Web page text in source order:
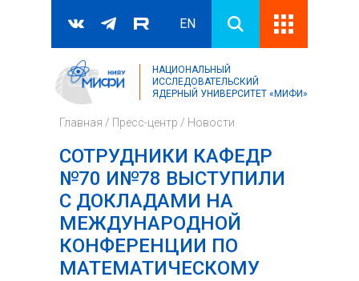
Форма поиска
Поиск
EN
НАЦИОНАЛЬНЫЙ
ИССЛЕДОВАТЕЛЬСКИЙ
ЯДЕРНЫЙ УНИВЕРСИТЕТ «МИФИ»
Главная / Пресс-центр / Новости
СОТРУДНИКИ КАФЕДР
№70 И№78 ВЫСТУПИЛИ
С ДОКЛАДАМИ НА
МЕЖДУНАРОДНОЙ
КОНФЕРЕНЦИИ ПО
МАТЕМАТИЧЕСКОМУ